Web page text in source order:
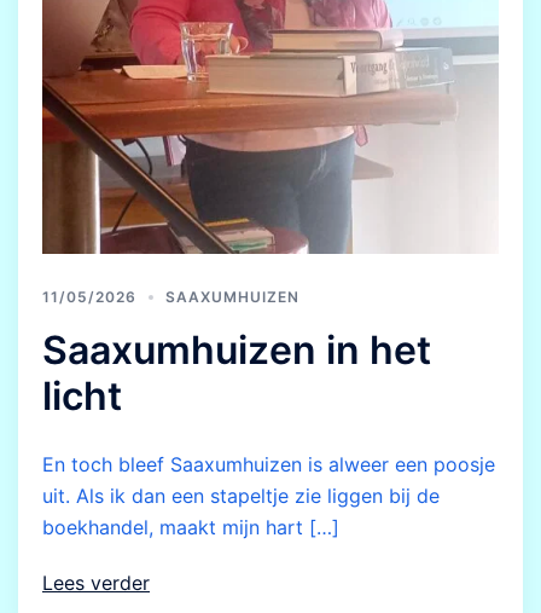
11/05/2026 SAAXUMHUIZEN
Saaxumhuizen in het
licht
En toch bleef Saaxumhuizen is alweer een poosje
uit. Als ik dan een stapeltje zie liggen bij de
boekhandel, maakt mijn hart […]
Lees verder